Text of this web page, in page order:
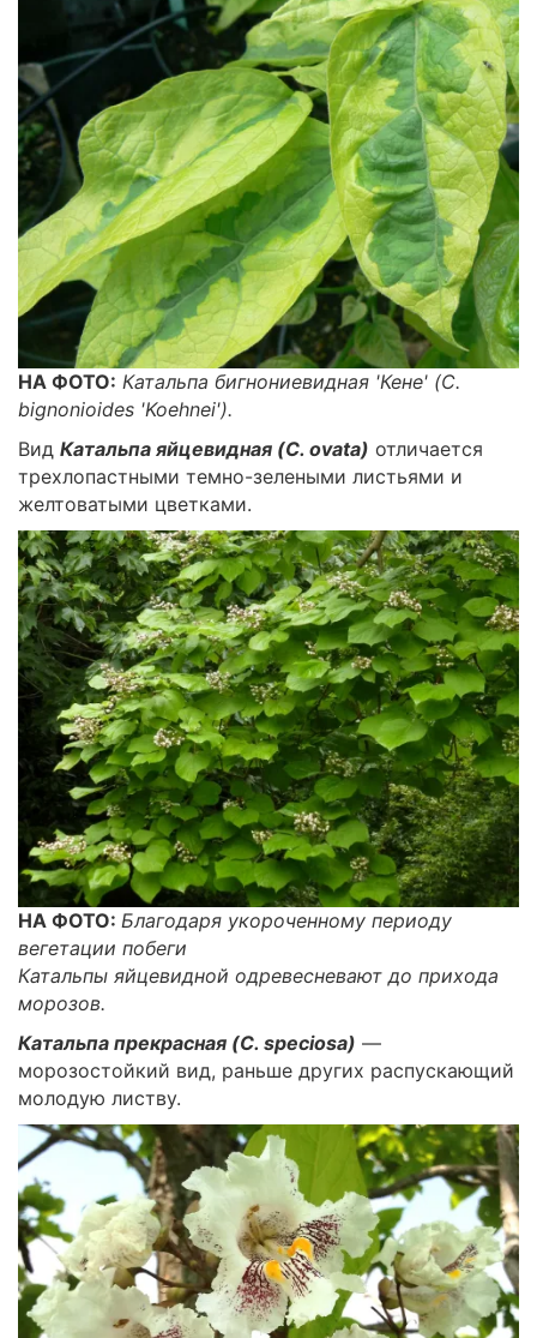
НА ФОТО: Катальпа бигнониевидная 'Кене' (C.
bignonioides 'Koehnei').
Вид Катальпа яйцевидная (C. ovata) отличается
трехлопастными темно-зелеными листьями и
желтоватыми цветками.
НА ФОТО: Благодаря укороченному периоду
вегетации побеги
Катальпы яйцевидной одревесневают до прихода
морозов.
Катальпа прекрасная (C. speciosa) —
морозостойкий вид, раньше других распускающий
молодую листву.